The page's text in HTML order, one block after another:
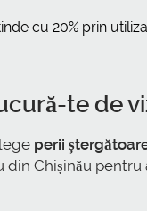
cu 20% prin
te de
perii
Chișinău pentru